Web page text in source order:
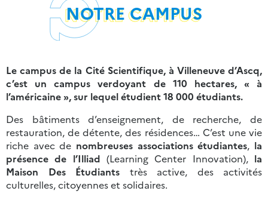
NOTRE CAMPUS
Le campus de la Cité Scientifique, à Villeneuve d’Ascq,
c’est un campus verdoyant de 110 hectares, « à
l’américaine », sur lequel étudient 18 000 étudiants.
Des bâtiments d’enseignement, de recherche, de
restauration, de détente, des résidences… C’est une vie
riche avec de nombreuses associations étudiantes, la
présence de l’Illiad (Learning Center Innovation), la
Maison Des Étudiants très active, des activités
culturelles, citoyennes et solidaires.